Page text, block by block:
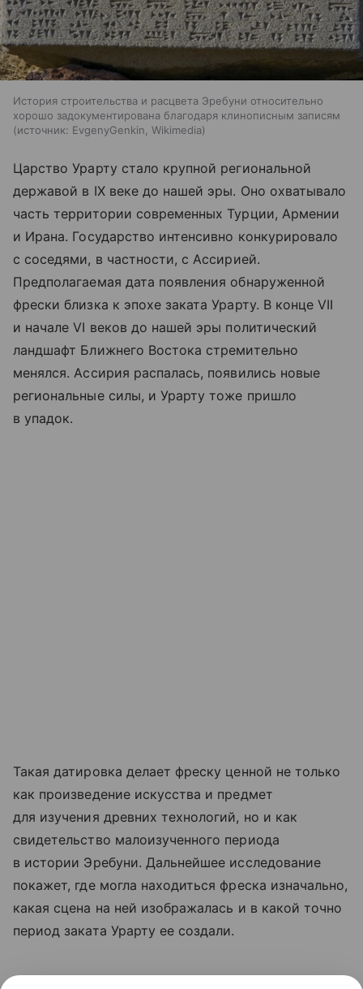
История строительства и расцвета Эребуни относительно
хорошо задокументирована благодаря клинописным записям
источник: EvgenyGenkin, Wikimedia
Царство Урарту стало крупной региональной
державой в IX веке до нашей эры. Оно охватывало
часть территории современных Турции, Армении
и Ирана. Государство интенсивно конкурировало
с соседями, в частности, с Ассирией.
Предполагаемая дата появления обнаруженной
фрески близка к эпохе заката Урарту. В конце VII
и начале VI веков до нашей эры политический
ландшафт Ближнего Востока стремительно
менялся. Ассирия распалась, появились новые
региональные силы, и Урарту тоже пришло
в упадок.
Такая датировка делает фреску ценной не только
как произведение искусства и предмет
для изучения древних технологий, но и как
свидетельство малоизученного периода
в истории Эребуни. Дальнейшее исследование
покажет, где могла находиться фреска изначально,
какая сцена на ней изображалась и в какой точно
период заката Урарту ее создали.
Ранее мы